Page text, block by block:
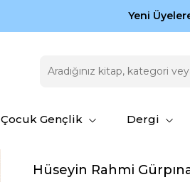
Zamansız
Yeni
Çocuk Gençlik Dergi
Hüseyin Rahmi